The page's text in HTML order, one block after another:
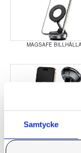
Samtycke
MAGSAFE
MAGSAFE LADDARE